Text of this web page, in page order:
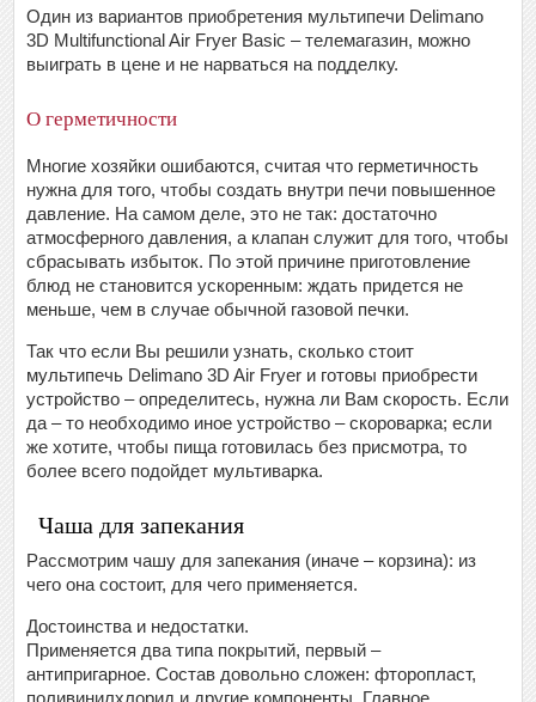
Один из вариантов приобретения мультипечи Delimano
3D Multifunctional Air Fryer Basic – телемагазин, можно
выиграть в цене и не нарваться на подделку.
О герметичности
Многие хозяйки ошибаются, считая что герметичность
нужна для того, чтобы создать внутри печи повышенное
давление. На самом деле, это не так: достаточно
атмосферного давления, а клапан служит для того, чтобы
сбрасывать избыток. По этой причине приготовление
блюд не становится ускоренным: ждать придется не
меньше, чем в случае обычной газовой печки.
Так что если Вы решили узнать, сколько стоит
мультипечь Delimano 3D Air Fryer и готовы приобрести
устройство – определитесь, нужна ли Вам скорость. Если
да – то необходимо иное устройство – скороварка; если
же хотите, чтобы пища готовилась без присмотра, то
более всего подойдет мультиварка.
Чаша для запекания
Рассмотрим чашу для запекания (иначе – корзина): из
чего она состоит, для чего применяется.
Достоинства и недостатки.
Применяется два типа покрытий, первый –
антипригарное. Состав довольно сложен: фторопласт,